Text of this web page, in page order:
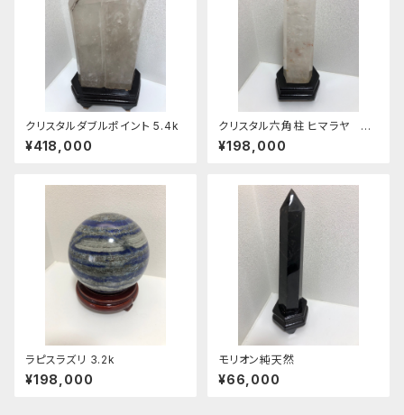
クリスタルダブルポイント 5.4k
¥418,000
クリスタル六角柱 ヒマラヤ レ
インボー入り
¥198,000
ラピスラズリ 3.2k
¥198,000
モリオン純天然
¥66,000